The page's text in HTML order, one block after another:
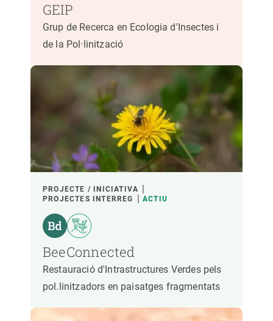
LIDERATGE CREAF
GEIP
Grup de Recerca en Ecologia d'Insectes i
de la Pol·linització
PROJECTE / INICIATIVA
PROJECTES INTERREG
ACTIU
BeeConnected
Restauració d'Intrastructures Verdes pels
pol.linitzadors en paisatges fragmentats